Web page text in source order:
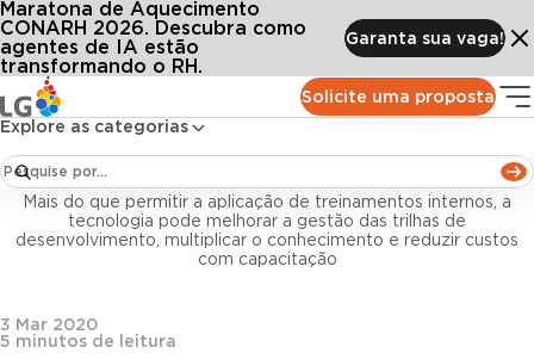
Solicite uma proposta
Explore as categorias
Maratona de Aquecimento
CONARH 2026. Descubra como
agentes de IA estão
transformando o RH.
Garanta sua vaga!
Conteúdos Blog LG
Entenda como o LMS é fundamental à aprendizagem contínua
Treinamento e Desenvolvimento
Entenda como o LMS é fundamental à
aprendizagem contínua
Mais do que permitir a aplicação de treinamentos internos, a
tecnologia pode melhorar a gestão das trilhas de
desenvolvimento, multiplicar o conhecimento e reduzir custos
com capacitação
3 Mar 2020
5 minutos de leitura